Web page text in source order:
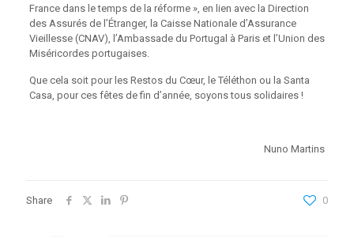
France dans le temps de la réforme », en lien avec la Direction
des Assurés de l’Étranger, la Caisse Nationale d’Assurance
Vieillesse (CNAV), l’Ambassade du Portugal à Paris et l’Union des
Miséricordes portugaises.
Que cela soit pour les Restos du Cœur, le Téléthon ou la Santa
Casa, pour ces fêtes de fin d’année, soyons tous solidaires !
Nuno Martins
Share 0